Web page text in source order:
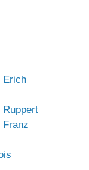
Erich
Ruppert
Franz